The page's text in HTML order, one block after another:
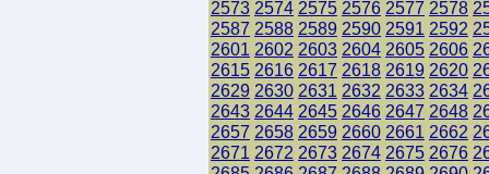
2573 2574 2575 2576 2577 2578
2587 2588 2589 2590 2591 2592
2601 2602 2603 2604 2605 2606
2615 2616 2617 2618 2619 2620
2629 2630 2631 2632 2633 2634
2643 2644 2645 2646 2647 2648
2657 2658 2659 2660 2661 2662
2671 2672 2673 2674 2675 2676